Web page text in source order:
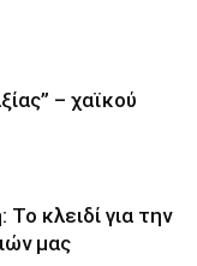
– χαϊκού
κλειδί για την
µας